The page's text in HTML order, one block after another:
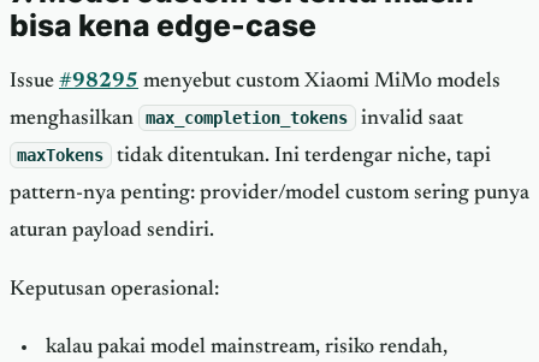
bisa kena edge-case
Issue #98295 menyebut custom Xiaomi MiMo models
menghasilkan
max_completion_tokens invalid saat
maxTokens
tidak ditentukan. Ini terdengar niche, tapi
pattern-nya penting: provider/model custom sering punya
aturan payload sendiri.
Keputusan operasional:
kalau pakai model mainstream, risiko rendah,